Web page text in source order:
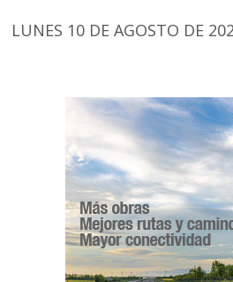
LUNES 10 DE AGOSTO DE